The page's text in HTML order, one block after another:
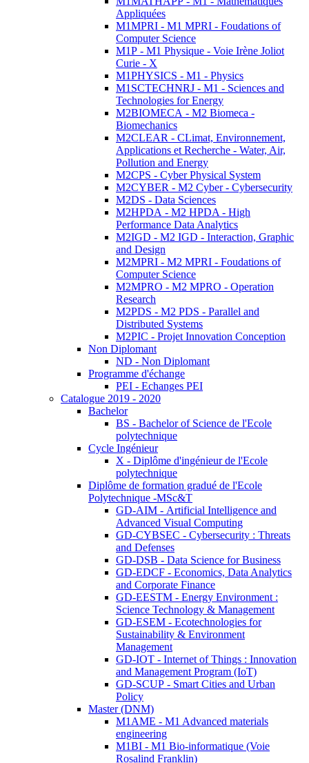
Appliquées
M1MPRI - M1 MPRI - Foudations of
Computer Science
M1P - M1 Physique - Voie Irène Joliot
Curie - X
M1PHYSICS - M1 - Physics
M1SCTECHNRJ - M1 - Sciences and
Technologies for Energy
M2BIOMECA - M2 Biomeca -
Biomechanics
M2CLEAR - CLimat, Environnement,
Applications et Recherche - Water, Air,
Pollution and Energy
M2CPS - Cyber Physical System
M2CYBER - M2 Cyber - Cybersecurity
M2DS - Data Sciences
M2HPDA - M2 HPDA - High
Performance Data Analytics
M2IGD - M2 IGD - Interaction, Graphic
and Design
M2MPRI - M2 MPRI - Foudations of
Computer Science
M2MPRO - M2 MPRO - Operation
Research
M2PDS - M2 PDS - Parallel and
Distributed Systems
M2PIC - Projet Innovation Conception
Non Diplomant
ND - Non Diplomant
Programme d'échange
PEI - Echanges PEI
Catalogue 2019 - 2020
Bachelor
BS - Bachelor of Science de l'Ecole
polytechnique
Cycle Ingénieur
X - Diplôme d'ingénieur de l'Ecole
polytechnique
Diplôme de formation gradué de l'Ecole
Polytechnique -MSc&T
GD-AIM - Artificial Intelligence and
Advanced Visual Computing
GD-CYBSEC - Cybersecurity : Threats
and Defenses
GD-DSB - Data Science for Business
GD-EDCF - Economics, Data Analytics
and Corporate Finance
GD-EESTM - Energy Environment :
Science Technology & Management
GD-ESEM - Ecotechnologies for
Sustainability & Environment
Management
GD-IOT - Internet of Things : Innovation
and Management Program (IoT)
GD-SCUP - Smart Cities and Urban
Policy
Master (DNM)
M1AME - M1 Advanced materials
engineering
M1BI - M1 Bio-informatique (Voie
Rosalind Franklin)